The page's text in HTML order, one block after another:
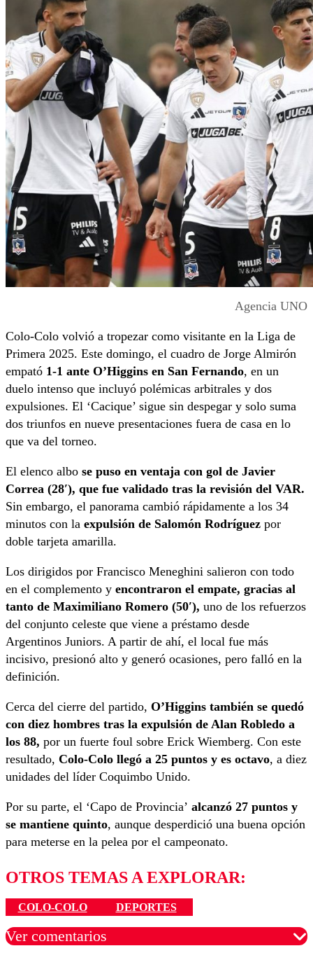
Agencia UNO
Colo-Colo volvió a tropezar como visitante en la Liga de
Primera 2025. Este domingo, el cuadro de Jorge Almirón
empató 1-1 ante O’Higgins en San Fernando, en un
duelo intenso que incluyó polémicas arbitrales y dos
expulsiones. El ‘Cacique’ sigue sin despegar y solo suma
dos triunfos en nueve presentaciones fuera de casa en lo
que va del torneo.
El elenco albo se puso en ventaja con gol de Javier
Correa (28′), que fue validado tras la revisión del VAR.
Sin embargo, el panorama cambió rápidamente a los 34
minutos con la expulsión de Salomón Rodríguez por
doble tarjeta amarilla.
Los dirigidos por Francisco Meneghini salieron con todo
en el complemento y encontraron el empate, gracias al
tanto de Maximiliano Romero (50′), uno de los refuerzos
del conjunto celeste que viene a préstamo desde
Argentinos Juniors. A partir de ahí, el local fue más
incisivo, presionó alto y generó ocasiones, pero falló en la
definición.
Cerca del cierre del partido, O’Higgins también se quedó
con diez hombres tras la expulsión de Alan Robledo a
los 88, por un fuerte foul sobre Erick Wiemberg. Con este
resultado, Colo-Colo llegó a 25 puntos y es octavo, a diez
unidades del líder Coquimbo Unido.
Por su parte, el ‘Capo de Provincia’ alcanzó 27 puntos y
se mantiene quinto, aunque desperdició una buena opción
para meterse en la pelea por el campeonato.
OTROS TEMAS A EXPLORAR:
COLO-COLO DEPORTES
Ver comentarios